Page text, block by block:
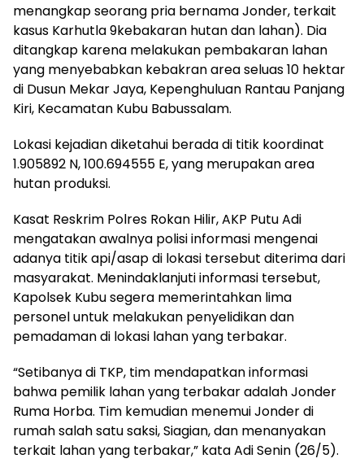
menangkap seorang pria bernama Jonder, terkait
kasus Karhutla 9kebakaran hutan dan lahan). Dia
ditangkap karena melakukan pembakaran lahan
yang menyebabkan kebakran area seluas 10 hektar
di Dusun Mekar Jaya, Kepenghuluan Rantau Panjang
Kiri, Kecamatan Kubu Babussalam.
Lokasi kejadian diketahui berada di titik koordinat
1.905892 N, 100.694555 E, yang merupakan area
hutan produksi.
Kasat Reskrim Polres Rokan Hilir, AKP Putu Adi
mengatakan awalnya polisi informasi mengenai
adanya titik api/asap di lokasi tersebut diterima dari
masyarakat. Menindaklanjuti informasi tersebut,
Kapolsek Kubu segera memerintahkan lima
personel untuk melakukan penyelidikan dan
pemadaman di lokasi lahan yang terbakar.
“Setibanya di TKP, tim mendapatkan informasi
bahwa pemilik lahan yang terbakar adalah Jonder
Ruma Horba. Tim kemudian menemui Jonder di
rumah salah satu saksi, Siagian, dan menanyakan
terkait lahan yang terbakar,” kata Adi Senin (26/5).